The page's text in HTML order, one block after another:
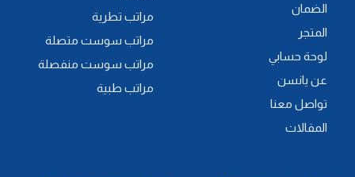
الضمان
المتجر
لوحة حسابي
عن يانسن
تواصل معنا
المقالات
مراتب تطرية
مراتب سوست متصلة
مراتب سوست منفصلة
مراتب طبية